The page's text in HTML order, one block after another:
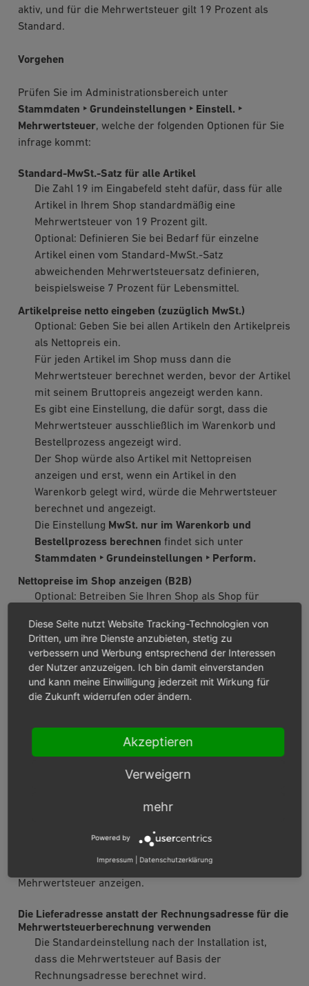
aktiv, und für die Mehrwertsteuer gilt 19 Prozent als
Standard.
Vorgehen
Prüfen Sie im Administrationsbereich unter
Stammdaten ‣ Grundeinstellungen ‣ Einstell. ‣
Mehrwertsteuer, welche der folgenden Optionen für Sie
infrage kommt:
Standard-MwSt.-Satz für alle Artikel
Die Zahl 19 im Eingabefeld steht dafür, dass für alle
Artikel in Ihrem Shop standardmäßig eine
Mehrwertsteuer von 19 Prozent gilt.
Optional: Definieren Sie bei Bedarf für einzelne
Artikel einen vom Standard-MwSt.-Satz
abweichenden Mehrwertsteuersatz definieren,
beispielsweise 7 Prozent für Lebensmittel.
Artikelpreise netto eingeben (zuzüglich MwSt.)
Optional: Geben Sie bei allen Artikeln den Artikelpreis
als Nettopreis ein.
Für jeden Artikel im Shop muss dann die
Mehrwertsteuer berechnet werden, bevor der Artikel
mit seinem Bruttopreis angezeigt werden kann.
Es gibt eine Einstellung, die dafür sorgt, dass die
Mehrwertsteuer ausschließlich im Warenkorb und
Bestellprozess angezeigt wird.
Der Shop würde also Artikel mit Nettopreisen
anzeigen und erst, wenn ein Artikel in den
Warenkorb gelegt wird, würde die Mehrwertsteuer
berechnet und angezeigt.
Die Einstellung MwSt. nur im Warenkorb und
Bestellprozess berechnen findet sich unter
Stammdaten ‣ Grundeinstellungen ‣ Perform.
Nettopreise im Shop anzeigen (B2B)
Optional: Betreiben Sie Ihren Shop als Shop für
Berechnung der MwSt. für Nebenleistungen
Optional: Legen Sie fest, wie Sie die Mehrwertsteuer
für Versandkosten, Gebühren oder Verpackung
berechnen wollen.
(Versand, Zahlungsgebühren oder Verpackung) als
Nettopreise einzugeben sind.
: Legen Sie fest, wie Beträge für
Nebenleistungen im Warenkorb und in der Rechnung
können aber auch jeweils den Nettobetrag plus
Mehrwertsteuer anzeigen.
Die Lieferadresse anstatt der Rechnungsadresse für die
Mehrwertsteuerberechnung verwenden
Die Standardeinstellung nach der Installation ist,
dass die Mehrwertsteuer auf Basis der
Rechnungsadresse berechnet wird.
Diese Seite nutzt Website Tracking-Technologien von
Dritten, um ihre Dienste anzubieten, stetig zu
verbessern und Werbung entsprechend der Interessen
der Nutzer anzuzeigen. Ich bin damit einverstanden
und kann meine Einwilligung jederzeit mit Wirkung für
die Zukunft widerrufen oder ändern.
Akzeptieren
Verweigern
mehr
Powered by
Impressum Datenschutzerklärung